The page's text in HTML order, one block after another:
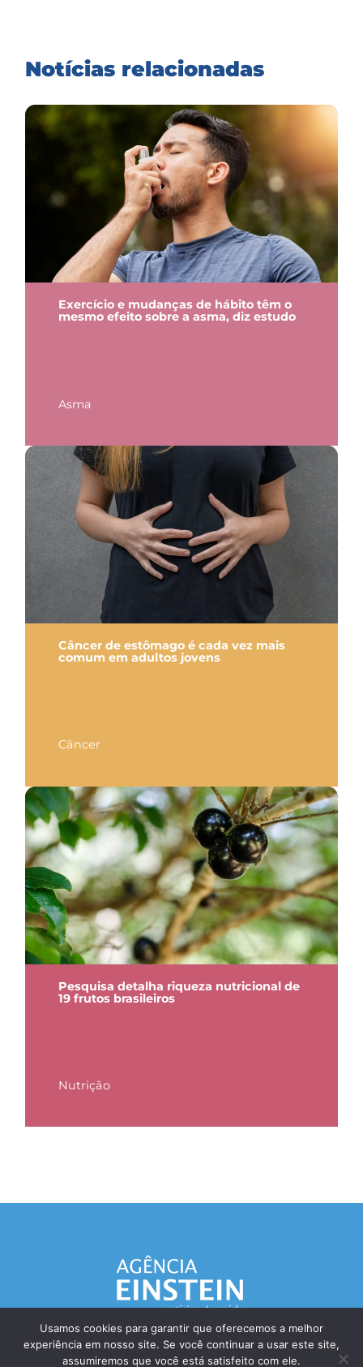
Notícias relacionadas
Exercício e mudanças de hábito têm o
mesmo efeito sobre a asma, diz estudo
Asma
Câncer de estômago é cada vez mais
comum em adultos jovens
Câncer
Pesquisa detalha riqueza nutricional de
19 frutos brasileiros
Nutrição
Responsável Técnico: Dr. Eliezer Silva - CRM: 85148-SP
Usamos cookies para garantir que oferecemos a melhor
experiência em nosso site. Se você continuar a usar este site,
assumiremos que você está satisfeito com ele.